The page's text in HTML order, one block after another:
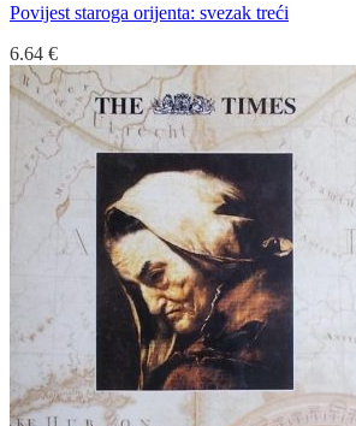
Povijest staroga orijenta: svezak treći
6.64 €